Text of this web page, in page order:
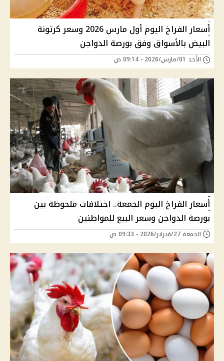
أسعار الفراخ اليوم أول مارس 2026 وسعر كرتونة
البيض بالأسواق وفق بورصة الدواجن
الأحد 01/مارس/2026 - 09:14 ص
أسعار الفراخ اليوم الجمعة.. اختلافات ملحوظة بين
بورصة الدواجن وسعر البيع للمواطنين
الجمعة 27/فبراير/2026 - 09:33 ص